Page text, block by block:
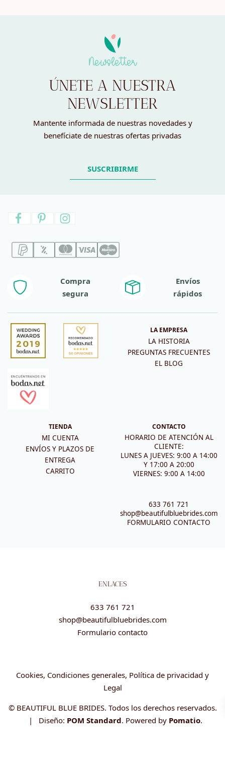
Newsletter
ÚNETE A NUESTRA
NEWSLETTER
Mantente informada de nuestras novedades y
benefíciate de nuestras ofertas privadas
SUSCRIBIRME
Compra
segura
Envíos
rápidos
LA EMPRESA
LA HISTORIA
PREGUNTAS FRECUENTES
EL BLOG
TIENDA
MI CUENTA
ENVÍOS Y PLAZOS DE
ENTREGA
CARRITO
CONTACTO
HORARIO DE ATENCIÓN AL
CLIENTE:
LUNES A JUEVES: 9:00 A 14:00
Y 17:00 A 20:00
VIERNES: 9:00 A 14:00
633 761 721
shop@beautifulbluebrides.com
FORMULARIO CONTACTO
ENLACES
633 761 721
shop@beautifulbluebrides.com
Formulario contacto
Cookies, Condiciones generales, Política de privacidad y
Legal
© BEAUTIFUL BLUE BRIDES. Todos los derechos reservados.
| Diseño: POM Standard. Powered by Pomatio.